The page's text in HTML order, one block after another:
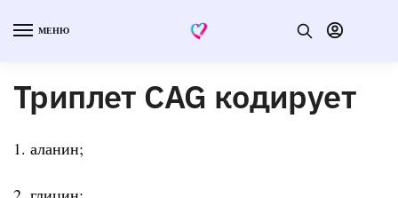
МЕНЮ
Триплет CAG кодирует
1. аланин;